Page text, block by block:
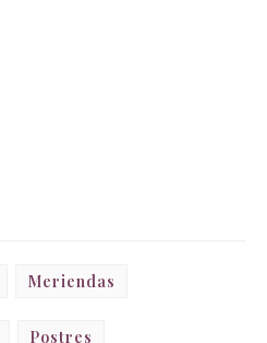
Meriendas
Postres